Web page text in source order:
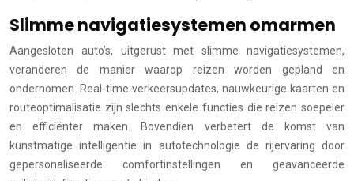
Slimme navigatiesystemen omarmen
Aangesloten auto’s, uitgerust met slimme navigatiesystemen,
veranderen de manier waarop reizen worden gepland en
ondernomen. Real-time verkeersupdates, nauwkeurige kaarten en
routeoptimalisatie zijn slechts enkele functies die reizen soepeler
en efficiënter maken. Bovendien verbetert de komst van
kunstmatige intelligentie in autotechnologie de rijervaring door
gepersonaliseerde comfortinstellingen en geavanceerde